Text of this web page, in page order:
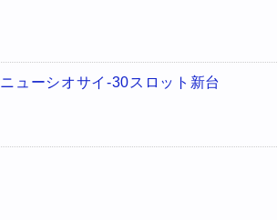
ニューシオサイ-30スロット新台